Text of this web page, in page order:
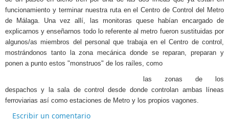
funcionamiento y terminar nuestra ruta en el Centro de Control del Metro
de Málaga. Una vez allí, las monitoras quese habían encargado de
explicarnos y enseñarnos todo lo referente al metro fueron sustituidas por
algunos/as miembros del personal que trabaja en el Centro de control,
mostrándonos tanto la zona mecánica donde se reparan, preparan y
ponen a punto estos "monstruos" de los raíles, como
las zonas de los
despachos y la sala de control desde donde controlan ambas líneas
ferroviarias así como estaciones de Metro y los propios vagones.
Escribir un comentario